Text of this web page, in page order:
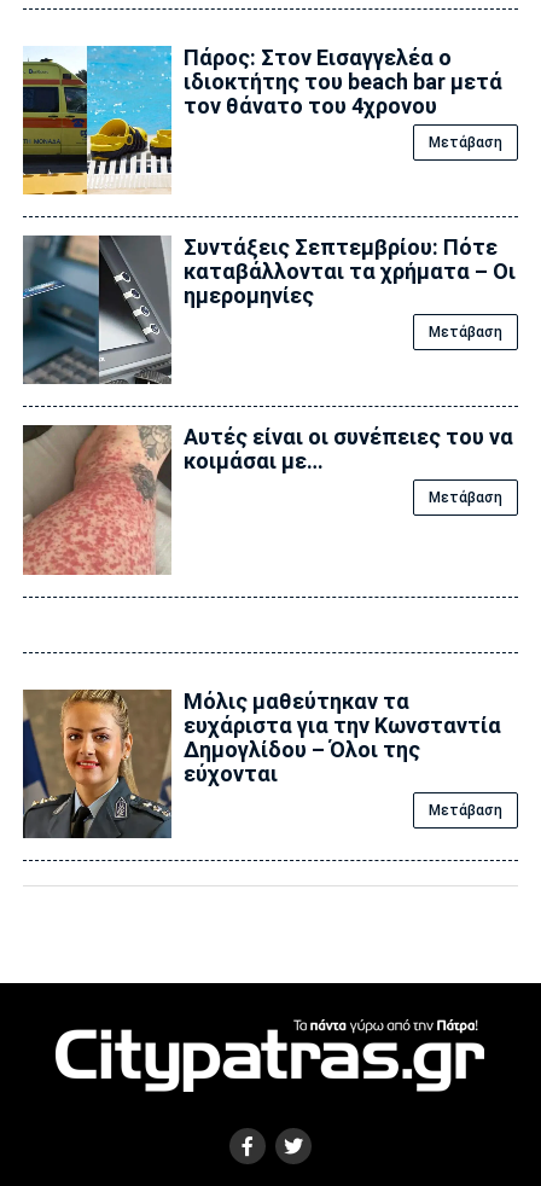
Πάρος: Στον Εισαγγελέα ο
ιδιοκτήτης του beach bar μετά
τον θάνατο του 4χρονου
Μετάβαση
Συντάξεις Σεπτεμβρίου: Πότε
καταβάλλονται τα χρήματα – Οι
ημερομηνίες
Μετάβαση
Αυτές είναι οι συνέπειες του να
κοιμάσαι με…
Μετάβαση
Μόλις μαθεύτηκαν τα
ευχάριστα για την Κωνσταντία
Δημογλίδου – Όλοι της
εύχονται
Μετάβαση